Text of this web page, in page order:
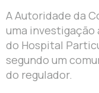
A Autoridade da
uma investigação
do Hospital
segundo um
do regulador.